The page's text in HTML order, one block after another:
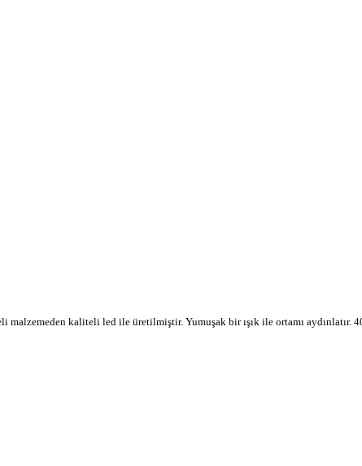
kaliteli led ile üretilmiştir. Yumuşak bir ışık ile ortamı aydınlatır.